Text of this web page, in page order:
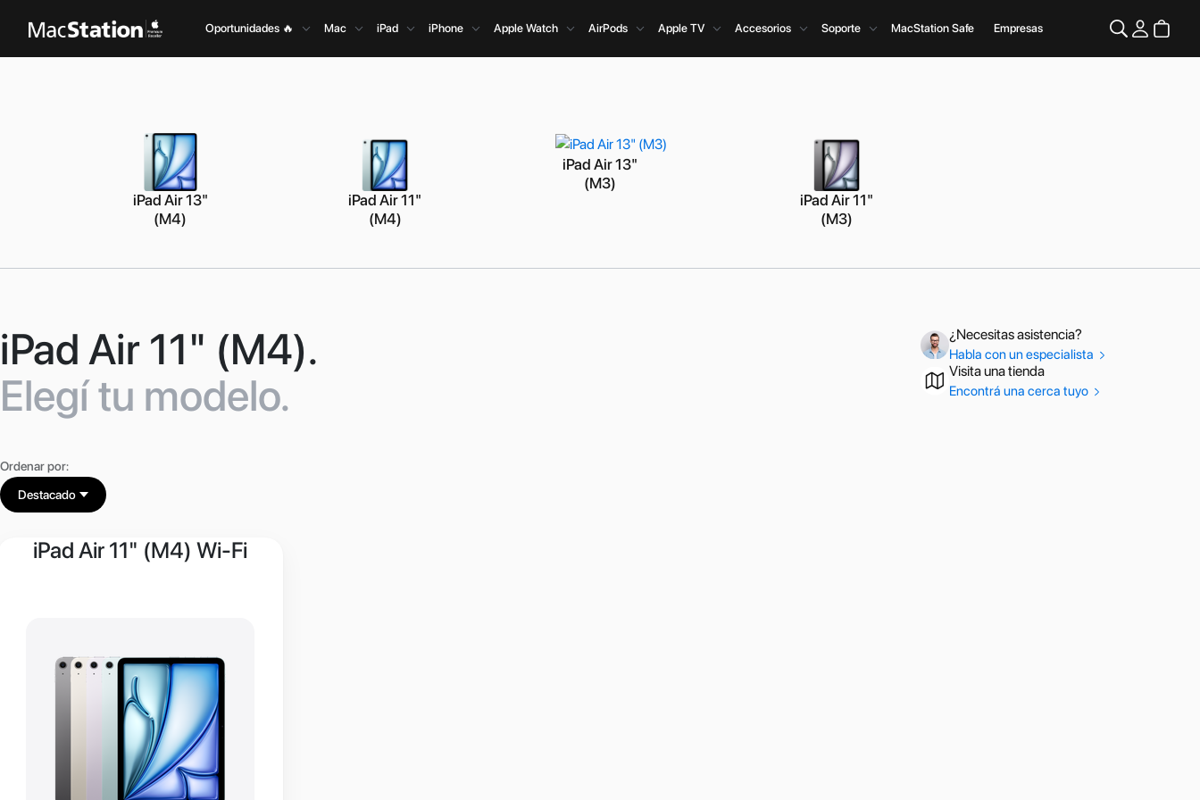
Oportunidades 🔥 Mac iPad iPhone Apple Watch AirPods Apple TV Accesorios Soporte MacStation Safe Empresas
iPad Air 13"
(M4)
iPad Air 11"
(M4)
iPad Air 13"
(M3)
iPad Air 11"
(M3)
iPad Air 11" (M4).
Elegí tu modelo.
¿Necesitas asistencia?
Habla con un especialista
Visita una tienda
Encontrá una cerca tuyo
Ordenar por:
Destacado
iPad Air 11" (M4) Wi-Fi